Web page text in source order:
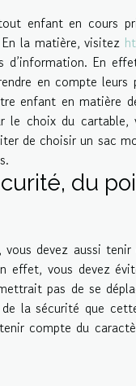
enfant en cours
la matière, visitez
d’information. En
en compte
enfant en
le choix du
de choisir un sac
du
devez aussi
effet, vous devez
pas de se
la sécurité que
compte du